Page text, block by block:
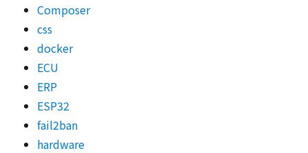
Composer
css
docker
ECU
ERP
ESP32
fail2ban
hardware